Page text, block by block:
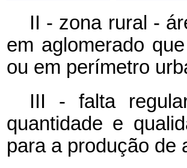
II - zona rural -
em aglomerado
ou em perímetro
III - falta
quantidade e
para a produção de